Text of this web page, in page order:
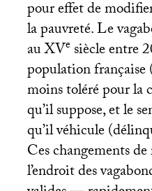
pour effet de
la pauvreté. Le
auXVesiècle entre
population française
moins toléré pour la
qu’il suppose, et le
qu’il véhicule
Ces changements
l’endroit des